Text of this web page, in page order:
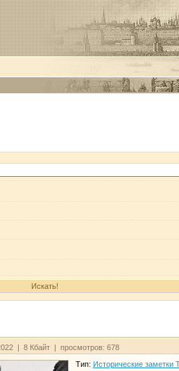
| 8 Кбайт | просмотров: 678
Тип: Исторические заметки